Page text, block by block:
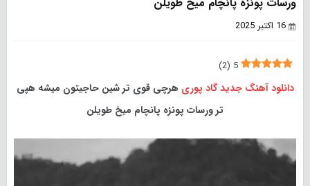
16 اکتبر 2025
5
(
2
)
دانلود آهنگ جدید گاد پوری هرچی قوی تر شین حاجیتون میشه هپی
تر ورسات پونزه پانچام میخ طویلن